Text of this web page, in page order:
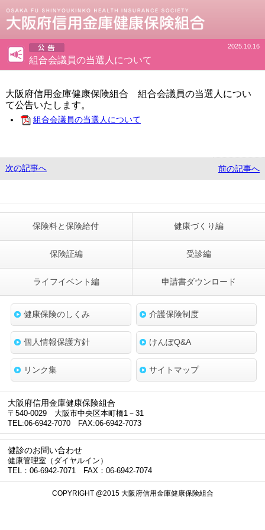
2025.10.16
組合会議員の当選人について
大阪府信用金庫健康保険組合 組合会議員の当選人につい
て公告いたします。
組合会議員の当選人について
次の記事へ 前の記事へ
保険料と保険給付 健康づくり編
保険証編 受診編
ライフイベント編 申請書ダウンロード
健康保険のしくみ 介護保険制度
個人情報保護方針 けんぽQ&A
リンク集 サイトマップ
大阪府信用金庫健康保険組合
〒540-0029 大阪市中央区本町橋1－31
TEL:06-6942-7070 FAX:06-6942-7073
健診のお問い合わせ
健康管理室（ダイヤルイン）
TEL：06-6942-7071 FAX：06-6942-7074
COPYRIGHT @2015 大阪府信用金庫健康保険組合